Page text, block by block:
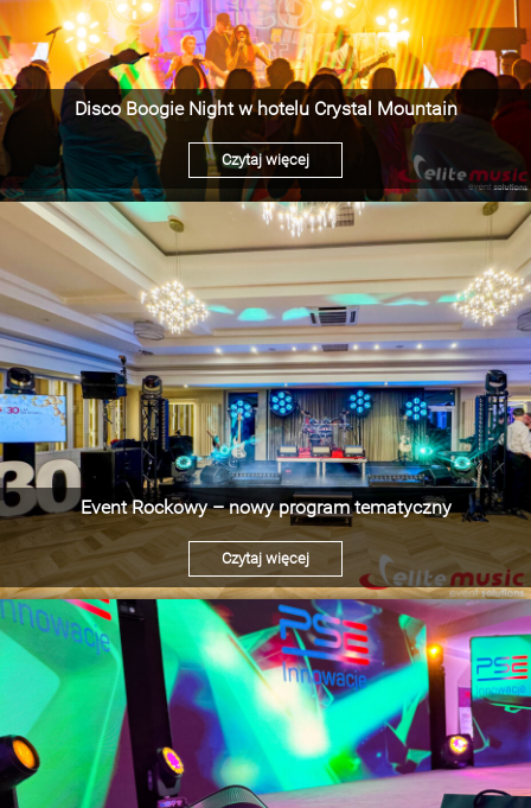
Disco Boogie Night w hotelu Crystal Mountain
Czytaj więcej
Event Rockowy – nowy program tematyczny
Czytaj więcej